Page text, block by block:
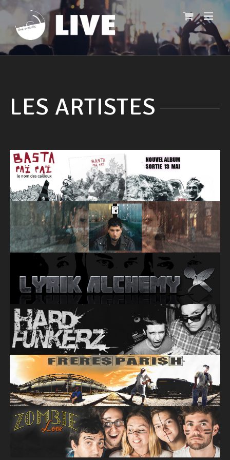
LES ARTISTES